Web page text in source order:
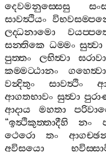
දෙවමනුස‍්සෙසු
සාවත්‍ථියං
ලද‍්ධනාමො
සන‍්තිකෙ ධම‍්මං සුත්‍වා
පුත‍්තං
ලභිත්‍වා
කම‍්මට‍්ඨානං
ගහෙත්‍වා
වන්‍දිතුං
සාවත්‍ථිං
ආගතභාවං සුත්‍වා
ආදාය
මහතා
“ඉත්‍ථිකුත‍්තාදීහි නං
ථෙරො
තං
අවිසයො